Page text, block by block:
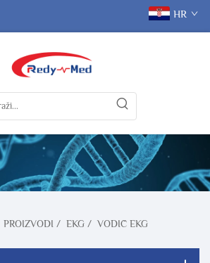
HR
PROIZVODI / EKG / VODIČ EKG